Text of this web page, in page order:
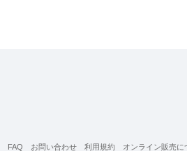
FAQ お問い合わせ 利用規約 オンライン販売に